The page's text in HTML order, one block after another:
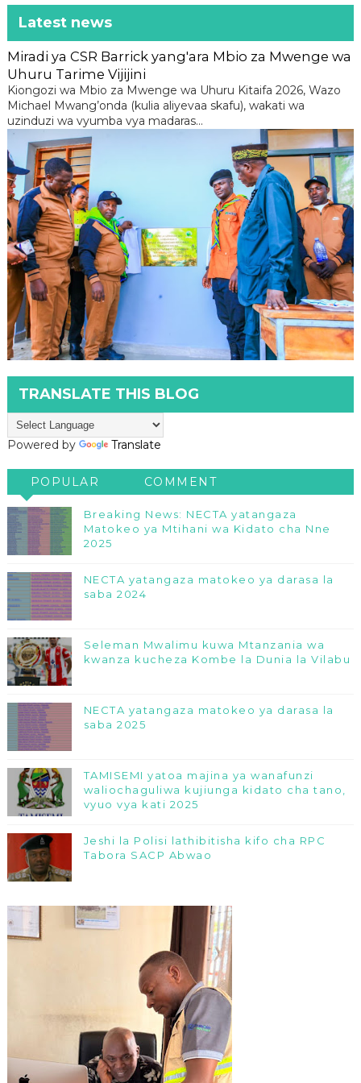
Latest news
Miradi ya CSR Barrick yang'ara Mbio za Mwenge wa
Uhuru Tarime Vijijini
Kiongozi wa Mbio za Mwenge wa Uhuru Kitaifa 2026, Wazo
Michael Mwang’onda (kulia aliyevaa skafu), wakati wa
uzinduzi wa vyumba vya madaras...
TRANSLATE THIS BLOG
Powered by Translate
POPULAR COMMENT
Breaking News: NECTA yatangaza
Matokeo ya Mtihani wa Kidato cha Nne
2025
NECTA yatangaza matokeo ya darasa la
saba 2024
Seleman Mwalimu kuwa Mtanzania wa
kwanza kucheza Kombe la Dunia la Vilabu
NECTA yatangaza matokeo ya darasa la
saba 2025
TAMISEMI yatoa majina ya wanafunzi
waliochaguliwa kujiunga kidato cha tano,
vyuo vya kati 2025
Jeshi la Polisi lathibitisha kifo cha RPC
Tabora SACP Abwao